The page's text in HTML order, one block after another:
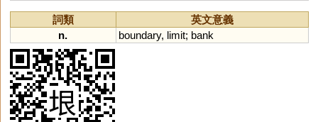
詞類
英文意義
n.
boundary, limit; bank